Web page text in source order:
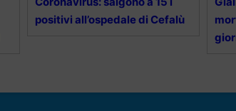
positivi all’ospedale di Cefalù